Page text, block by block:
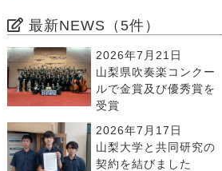
最新NEWS（5件）
2026年7月21日
山梨県吹奏楽コンクー
ルで金賞及び優秀賞を
受賞
2026年7月17日
山梨大学と共同研究の
契約を結びました